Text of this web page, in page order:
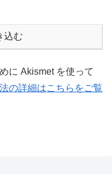
込む
に Akismet を使って
の詳細はこちらをご覧